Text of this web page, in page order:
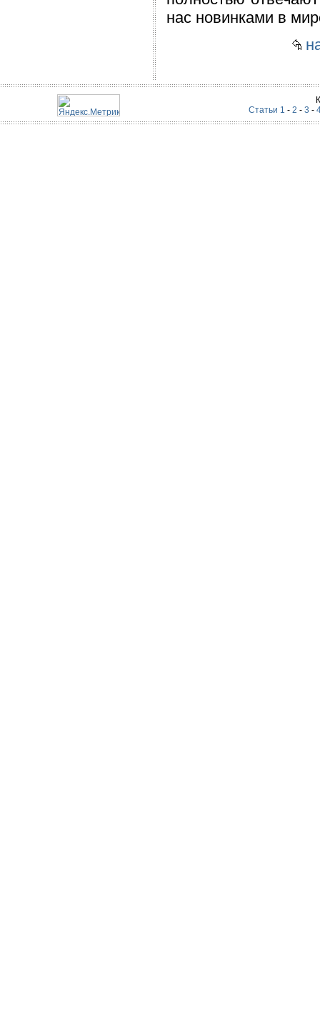
нас новинками в
Статьи 1 - 2 - 3 -